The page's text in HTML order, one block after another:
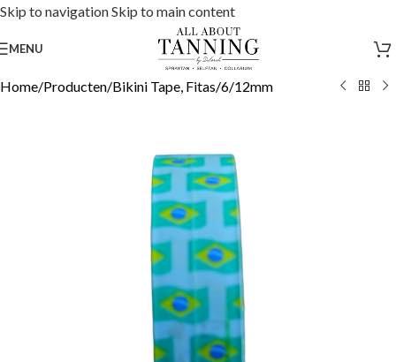
Skip to navigationSkip to main content
MENU
Home/Producten/Bikini Tape, Fitas/6/12mm